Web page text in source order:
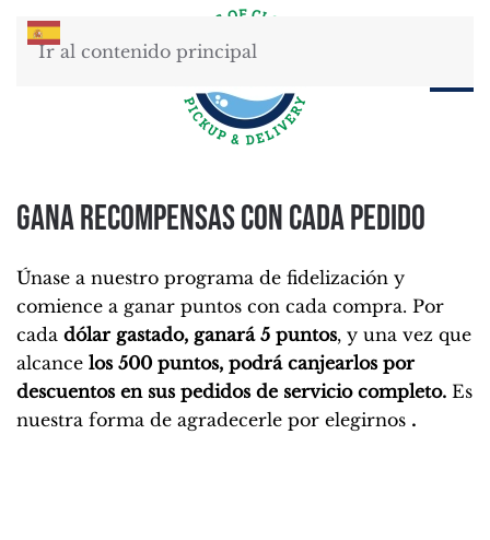
Ir al contenido principal
Gana recompensas con cada pedido
Únase a nuestro programa de fidelización y
comience a ganar puntos con cada compra. Por
cada dólar gastado, ganará 5 puntos, y una vez que
alcance los 500 puntos, podrá canjearlos por
descuentos en sus pedidos de servicio completo. Es
nuestra forma de agradecerle por elegirnos .